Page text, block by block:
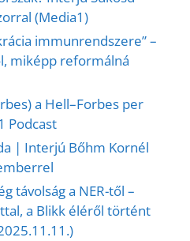
(Media1)
immunrendszere” –
miképp reformálná
a Hell–Forbes per
Podcast
| Interjú Bőhm Kornél
távolság a NER-től –
a Blikk éléről történt